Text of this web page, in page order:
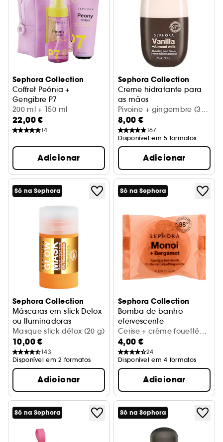
Sephora Collection
Coffret Peónia +
Gengibre P7
Coffret de cuidados corporais
200 ml + 150 ml
22,00 €
14
Adicionar
Sephora Collection
Creme hidratante para
as mãos
Hidratação 12 horas
Pivoine + gingembre (30
ml)
8,00 €
167
Disponível em 5 formatos
Adicionar
Só na Sephora
Sephora Collection
Máscaras em stick Detox
ou Iluminadoras
Textura leve e cremosa
Masque stick détox (20 g)
10,00 €
143
Disponível em 2 formatos
Adicionar
Só na Sephora
Sephora Collection
Bomba de banho
efervescente
Dá cor e perfuma o banho
Cerise + crème fouettée
(40 g)
4,00 €
24
Disponível em 4 formatos
Adicionar
Só na Sephora Só na Sephora